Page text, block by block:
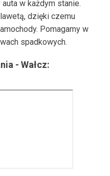
w każdym stanie.
dzięki czemu
Pomagamy w
spadkowych.
- Wałcz: